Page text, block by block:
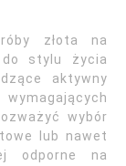
złota na
do stylu życia
aktywny
wybór
lub nawet
odporne na